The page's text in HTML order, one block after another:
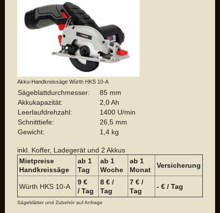
Akku-Handkreissäge Würth HKS 10-A
Sägeblattdurchmesser:
85 mm
Akkukapazität:
2,0 Ah
Leerlaufdrehzahl:
1400 U/min
Schnitttiefe:
26,5 mm
Gewicht:
1,4 kg
inkl. Koffer, Ladegerät und 2 Akkus
Mietpreise
Handkreissäge
ab 1
Tag
ab 1
Woche
ab 1
Monat
Versicherung
Würth HKS 10-A
9 €
/ Tag
8 € /
Tag
7 € /
Tag
- € / Tag
Sägeblätter und Zubehör auf Anfrage